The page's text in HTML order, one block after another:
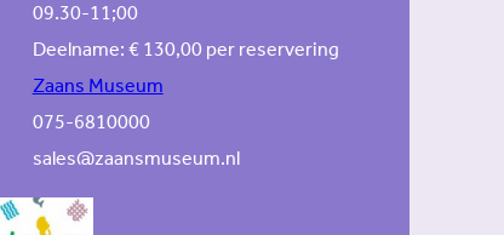
09.30-11;00
Deelname: € 130,00 per reservering
Zaans Museum
075-6810000
sales@zaansmuseum.nl